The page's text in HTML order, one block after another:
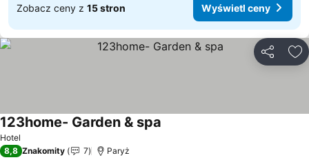
Zobacz ceny z 15 stron Wyświetl ceny
Hotel
123home- Garden & spa
8,8 Znakomity 7 Paryż